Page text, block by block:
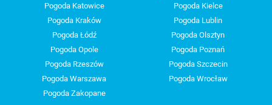
Pogoda Katowice
Pogoda Kielce
Pogoda Kraków
Pogoda Lublin
Pogoda Łódź
Pogoda Olsztyn
Pogoda Opole
Pogoda Poznań
Pogoda Rzeszów
Pogoda Szczecin
Pogoda Warszawa
Pogoda Wrocław
Pogoda Zakopane